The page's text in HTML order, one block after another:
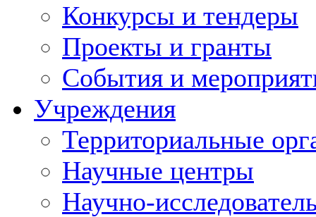
Конкурсы и тендеры
Проекты и гранты
События и
Учреждения
Территориальные
Научные центры
Научно-